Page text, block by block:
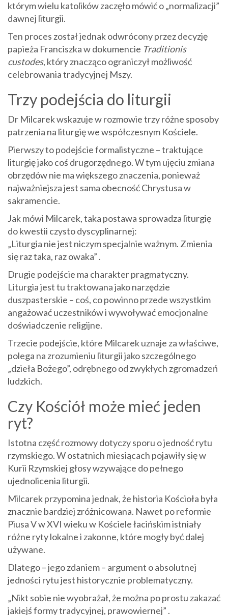
którym wielu katolików zaczęło mówić o „normalizacji”
dawnej liturgii.
Ten proces został jednak odwrócony przez decyzję
papieża Franciszka w dokumencie Traditionis
custodes, który znacząco ograniczył możliwość
celebrowania tradycyjnej Mszy.
Trzy podejścia do liturgii
Dr Milcarek wskazuje w rozmowie trzy różne sposoby
patrzenia na liturgię we współczesnym Kościele.
Pierwszy to podejście formalistyczne – traktujące
liturgię jako coś drugorzędnego. W tym ujęciu zmiana
obrzędów nie ma większego znaczenia, ponieważ
najważniejsza jest sama obecność Chrystusa w
sakramencie.
Jak mówi Milcarek, taka postawa sprowadza liturgię
do kwestii czysto dyscyplinarnej:
„Liturgia nie jest niczym specjalnie ważnym. Zmienia
się raz taka, raz owaka” .
Drugie podejście ma charakter pragmatyczny.
Liturgia jest tu traktowana jako narzędzie
duszpasterskie – coś, co powinno przede wszystkim
angażować uczestników i wywoływać emocjonalne
doświadczenie religijne.
Trzecie podejście, które Milcarek uznaje za właściwe,
polega na zrozumieniu liturgii jako szczególnego
„dzieła Bożego”, odrębnego od zwykłych zgromadzeń
ludzkich.
Czy Kościół może mieć jeden
ryt?
Istotna część rozmowy dotyczy sporu o jedność rytu
rzymskiego. W ostatnich miesiącach pojawiły się w
Kurii Rzymskiej głosy wzywające do pełnego
ujednolicenia liturgii.
Milcarek przypomina jednak, że historia Kościoła była
znacznie bardziej zróżnicowana. Nawet po reformie
Piusa V w XVI wieku w Kościele łacińskim istniały
różne ryty lokalne i zakonne, które mogły być dalej
używane.
Dlatego – jego zdaniem – argument o absolutnej
jedności rytu jest historycznie problematyczny.
„Nikt sobie nie wyobrażał, że można po prostu zakazać
jakiejś formy tradycyjnej, prawowiernej” .